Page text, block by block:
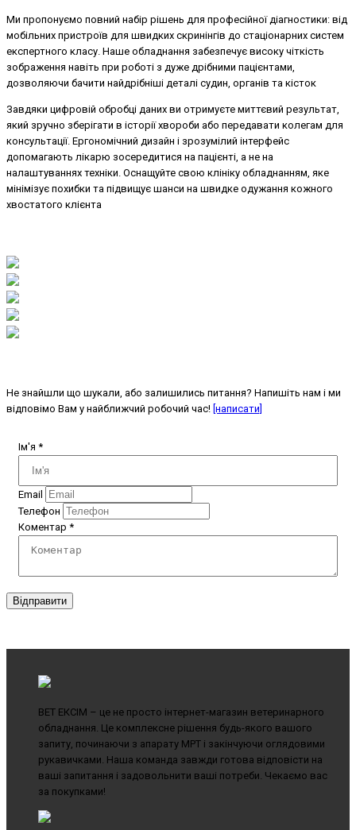
Ми пропонуємо повний набір рішень для професійної діагностики: від
мобільних пристроїв для швидких скринінгів до стаціонарних систем
експертного класу. Наше обладнання забезпечує високу чіткість
зображення навіть при роботі з дуже дрібними пацієнтами,
дозволяючи бачити найдрібніші деталі судин, органів та кісток
Завдяки цифровій обробці даних ви отримуєте миттєвий результат,
який зручно зберігати в історії хвороби або передавати колегам для
консультації. Ергономічний дизайн і зрозумілий інтерфейс
допомагають лікарю зосередитися на пацієнті, а не на
налаштуваннях техніки. Оснащуйте свою клініку обладнанням, яке
мінімізує похибки та підвищує шанси на швидке одужання кожного
хвостатого клієнта
Не знайшли що шукали, або залишились питання? Напишіть нам і ми
відповімо Вам у найближчий робочий час! [написати]
Ім'я *
Email
Телефон
Коментар *
Відправити
ВЕТ ЕКСІМ – це не просто інтернет-магазин ветеринарного
обладнання. Це комплексне рішення будь-якого вашого
запиту, починаючи з апарату МРТ і закінчуючи оглядовими
рукавичками. Наша команда завжди готова відповісти на
ваші запитання і задовольнити ваші потреби. Чекаємо вас
за покупками!